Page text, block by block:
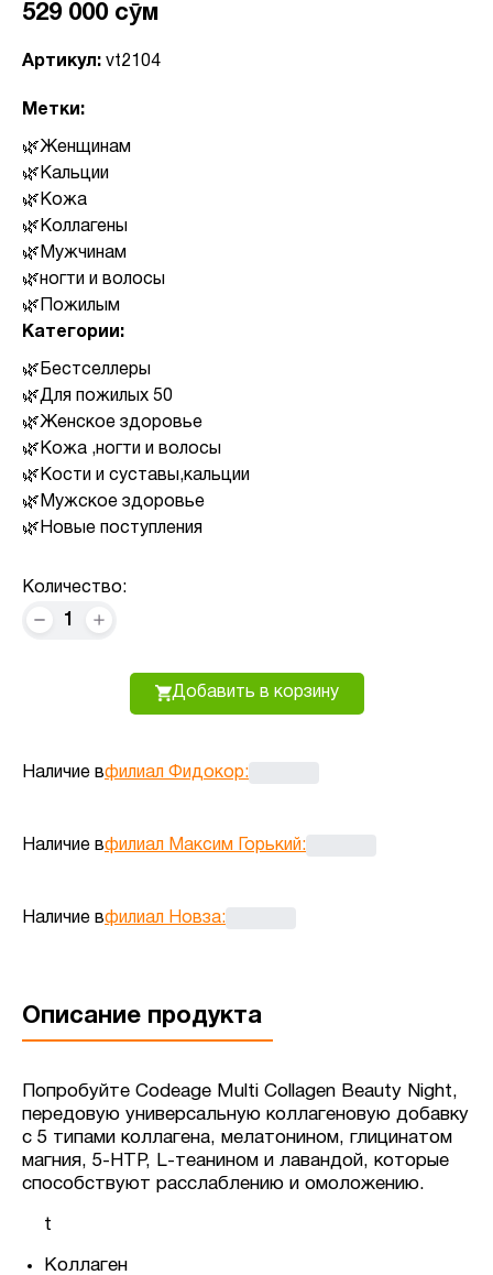
529 000 сӯм
Артикул: vt2104
Метки:
Женщинам
Кальции
Кожа
Коллагены
Мужчинам
ногти и волосы
Пожилым
Категории:
Бестселлеры
Для пожилых 50
Женское здоровье
Кожа ,ногти и волосы
Кости и суставы,кальции
Мужское здоровье
Новые поступления
Количество:
1
Добавить в корзину
Наличие вфилиал Фидокор:
Наличие вфилиал Максим Горький:
Наличие вфилиал Новза:
Описание продукта
Попробуйте Codeage Multi Collagen Beauty Night,
передовую универсальную коллагеновую добавку
с 5 типами коллагена, мелатонином, глицинатом
магния, 5-HTP, L-теанином и лавандой, которые
способствуют расслаблению и омоложению.
t
Коллаген